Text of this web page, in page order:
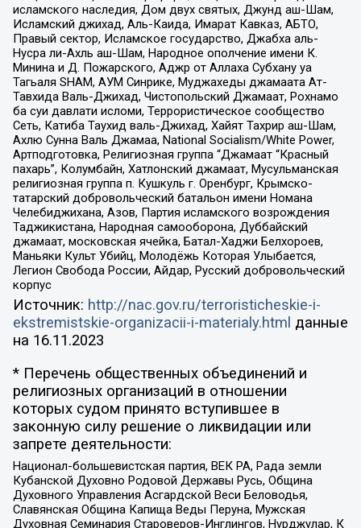
исламского наследия, Дом двух святых, Джунд аш-Шам,
Исламский джихад, Аль-Каида, Имарат Кавказ, АБТО,
Правый сектор, Исламское государство, Джабха аль-
Нусра ли-Ахль аш-Шам, Народное ополчение имени К.
Минина и Д. Пожарского, Аджр от Аллаха Субхану уа
Тагьаля SHAM, АУМ Синрике, Муджахеды джамаата Ат-
Тавхида Валь-Джихад, Чистопольский Джамаат, Рохнамо
ба суи давлати исломи, Террористическое сообщество
Сеть, Катиба Таухид валь-Джихад, Хайят Тахрир аш-Шам,
Ахлю Сунна Валь Джамаа, National Socialism/White Power,
Артподготовка, Религиозная группа “Джамаат “Красный
пахарь”, Колумбайн, Хатлонский джамаат, Мусульманская
религиозная группа п. Кушкуль г. Оренбург, Крымско-
татарский добровольческий батальон имени Номана
Челебиджихана, Азов, Партия исламского возрождения
Таджикистана, Народная самооборона, Дуббайский
джамаат, московская ячейка, Батал-Хаджи Белхороев,
Маньяки Культ Убийц, Молодёжь Которая Улыбается,
Легион Свобода России, Айдар, Русский добровольческий
корпус
Источник: http://nac.gov.ru/terroristicheskie-i-
ekstremistskie-organizacii-i-materialy.html данные
на 16.11.2023
* Перечень общественных объединений и
религиозных организаций в отношении
которых судом принято вступившее в
законную силу решение о ликвидации или
запрете деятельности:
Национал-большевистская партия, ВЕК РА, Рада земли
Кубанской Духовно Родовой Державы Русь, Община
Духовного Управления Асгардской Веси Беловодья,
Славянская Община Капища Веды Перуна, Мужская
Духовная Семинария Староверов-Инглингов, Нурджулар, К